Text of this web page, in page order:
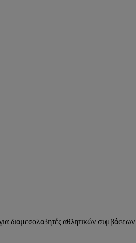
διαμεσολαβητές αθλητικών